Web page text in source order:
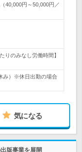
40,000円～50,000円／
りのみなし労働時間】
み）※休日出勤の場合
気になる
版事業を展開